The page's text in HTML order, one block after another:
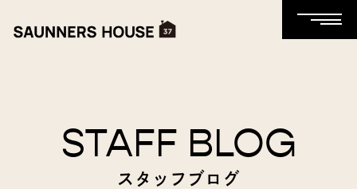
STAFF BLOG
スタッフブログ